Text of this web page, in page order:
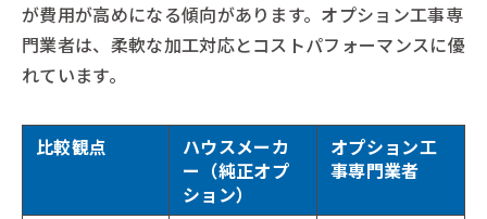
が費用が高めになる傾向があります。オプション工事専
門業者は、柔軟な加工対応とコストパフォーマンスに優
れています。
比較観点
ハウスメーカ
ー（純正オプ
ション）
オプション工
事専門業者